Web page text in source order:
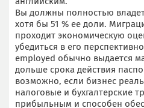
Вы должны полностью
хотя бы 51 % ее доли.
проходит экономическую
убедиться в его
employed обычно выдается
дольше срока действия
возможно, если бизнес
налоговые и бухгалтерские
прибыльным и способен